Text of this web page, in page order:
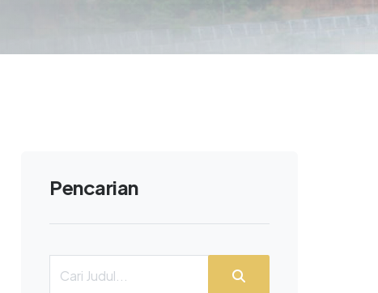
Pencarian